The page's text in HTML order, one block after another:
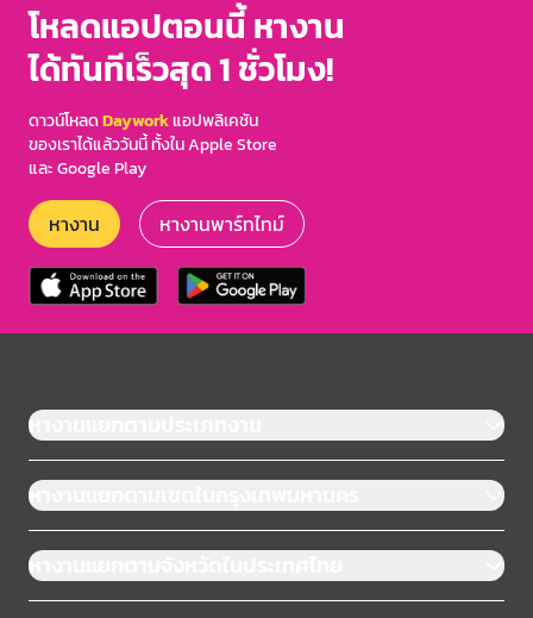
โหลดแอปตอนนี้ หางาน
ได้ทันทีเร็วสุด 1 ชั่วโมง!
ดาวน์โหลดDayworkแอปพลิเคชัน
ของเราได้แล้ววันนี้ ทั้งใน Apple Store
และ Google Play
หางาน หางานพาร์ทไทม์
หางานแยกตามประเภทงาน
หางานแยกตามเขตในกรุงเทพมหานคร
หางานแยกตามจังหวัดในประเทศไทย